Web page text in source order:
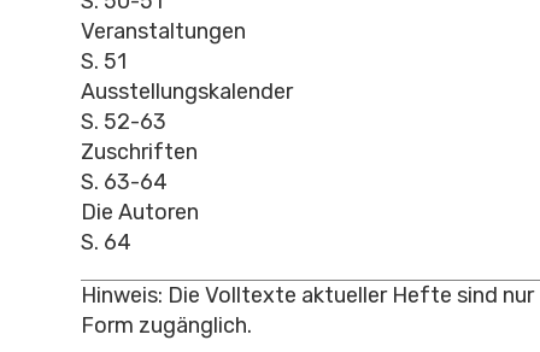
Veranstaltungen
S. 51
Ausstellungskalender
S. 52-63
Zuschriften
S. 63-64
Die Autoren
S. 64
Hinweis: Die Volltexte aktueller Hefte sind
Form zugänglich.